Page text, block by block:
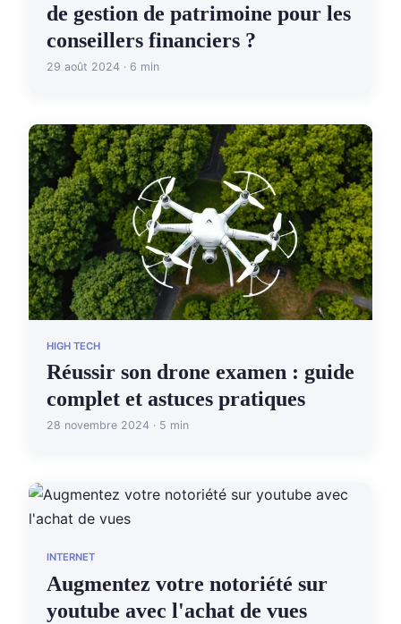
de gestion de patrimoine pour les
conseillers financiers ?
29 août 2024 · 6 min
HIGH TECH
Réussir son drone examen : guide
complet et astuces pratiques
28 novembre 2024 · 5 min
INTERNET
Augmentez votre notoriété sur
youtube avec l'achat de vues